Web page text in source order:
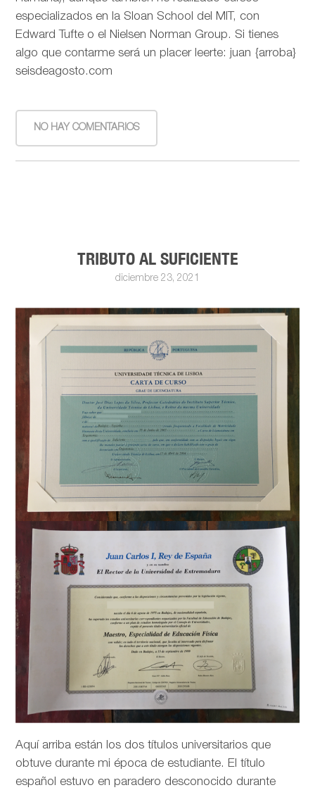
especializados en la Sloan School del MIT, con
Edward Tufte o el Nielsen Norman Group. Si tienes
algo que contarme será un placer leerte: juan {arroba}
seisdeagosto.com
NO HAY COMENTARIOS
TRIBUTO AL SUFICIENTE
diciembre 23, 2021
Aquí arriba están los dos títulos universitarios que
obtuve durante mi época de estudiante. El título
español estuvo en paradero desconocido durante